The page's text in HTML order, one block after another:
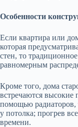
Особенности
Если квартира или
которая
стен, то
равномерным
Кроме того, дома
встречаются высокие
помощью радиаторов,
у потолка; прогрев
времени.